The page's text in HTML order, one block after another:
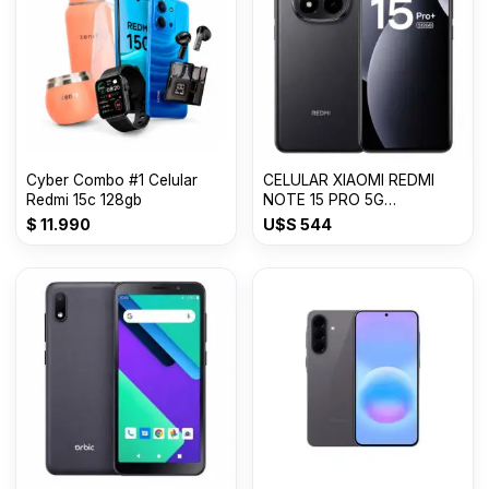
Cyber Combo #1 Celular
Redmi 15c 128gb
$ 11.990
CELULAR XIAOMI REDMI
NOTE 15 PRO 5G
8GB+512GB
U$S 544